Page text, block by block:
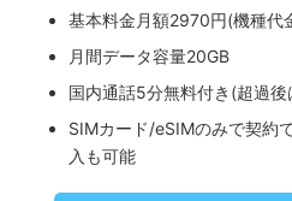
基本料金月額2970円(機種代
月間データ容量20GB
国内通話5分無料付き(超過
SIMカード/eSIMのみで契約
入も可能